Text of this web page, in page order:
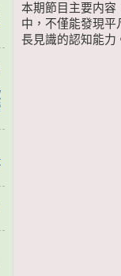
本期節目主要内容
中，不僅能發現平
長見識的認知能力